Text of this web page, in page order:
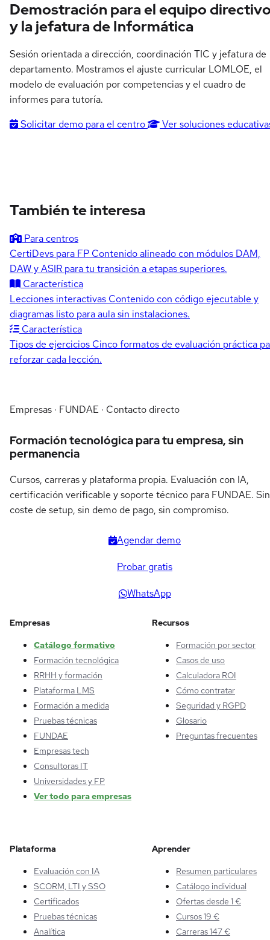
Demostración para el equipo
y la jefatura de Informática
Sesión orientada a dirección, coordinación TIC y jefatura de
departamento. Mostramos el ajuste curricular LOMLOE, el
modelo de evaluación por competencias y el cuadro de
informes para tutoría.
Solicitar demo para el centro
Ver soluciones
También te interesa
Para centros
CertiDevs para FP Contenido alineado con módulos DAM,
DAW y ASIR para tu transición a etapas superiores.
Característica
Lecciones interactivas Contenido con código ejecutable y
diagramas listo para aula sin instalaciones.
Característica
Tipos de ejercicios Cinco formatos de evaluación práctica
reforzar cada lección.
Empresas · FUNDAE · Contacto directo
Formación tecnológica para tu empresa, sin
permanencia
Cursos, carreras y plataforma propia. Evaluación con IA,
certificación verificable y soporte técnico para FUNDAE. Sin
coste de setup, sin demo de pago, sin compromiso.
Agendar demo
Probar gratis
WhatsApp
Empresas
Catálogo formativo
Formación tecnológica
RRHH y formación
Plataforma LMS
Formación a medida
Pruebas técnicas
FUNDAE
Empresas tech
Consultoras IT
Universidades y FP
Ver todo para empresas
Recursos
Formación por sector
Casos de uso
Calculadora ROI
Cómo contratar
Seguridad y RGPD
Glosario
Preguntas frecuentes
Plataforma
Evaluación con IA
SCORM, LTI y SSO
Certificados
Pruebas técnicas
Analítica
Aprender
Resumen particulares
Catálogo individual
Ofertas desde 1 €
Cursos 19 €
Carreras 147 €